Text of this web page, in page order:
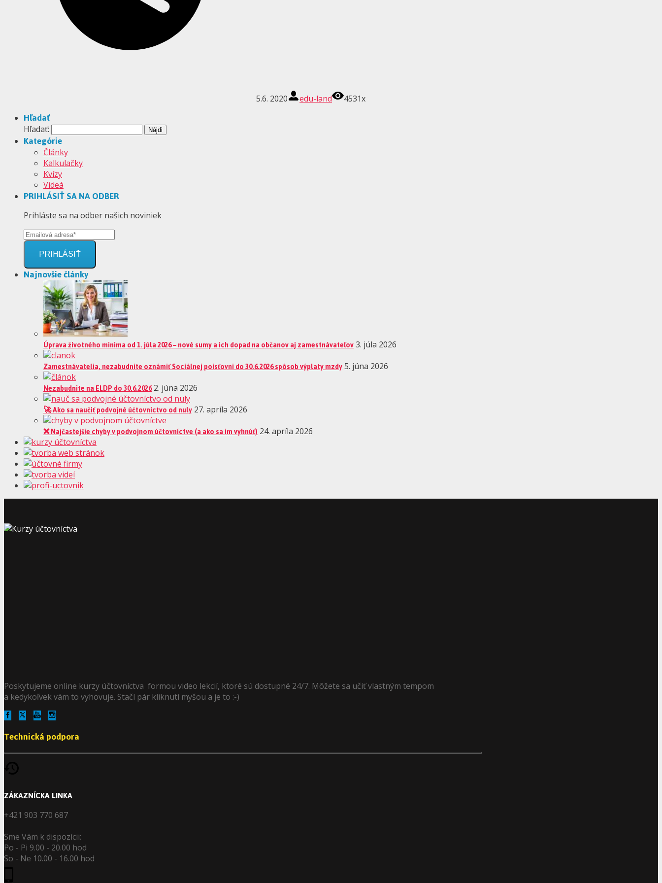
5.6. 2020 edu-land 4531x
Hľadať
Hľadať:
Kategórie
Články
Kalkulačky
Kvízy
Videá
PRIHLÁSIŤ SA NA ODBER
Prihláste sa na odber našich noviniek
PRIHLÁSIŤ
Najnovšie články
Úprava životného minima od 1. júla 2026 – nové sumy a ich dopad na občanov aj zamestnávateľov3. júla 2026
Zamestnávatelia, nezabudnite oznámiť Sociálnej poisťovni do 30.6.2026 spôsob výplaty mzdy5. júna 2026
Nezabudnite na ELDP do 30.6.2026 2. júna 2026
🚀 Ako sa naučiť podvojné účtovníctvo od nuly 27. apríla 2026
❌ Najčastejšie chyby v podvojnom účtovníctve (a ako sa im vyhnúť) 24. apríla 2026
Poskytujeme online kurzy účtovníctva formou video lekcií, ktoré sú dostupné 24/7. Môžete sa učiť vlastným tempom
a kedykoľvek vám to vyhovuje. Stačí pár kliknutí myšou a je to :-)
Technická podpora
ZÁKAZNÍCKA LINKA
+421 903 770 687
Sme Vám k dispozícii:
Po - Pi 9.00 - 20.00 hod
So - Ne 10.00 - 16.00 hod